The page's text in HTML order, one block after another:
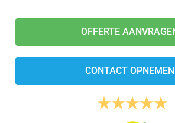
OFFERTE
CONTACT OPNEMEN